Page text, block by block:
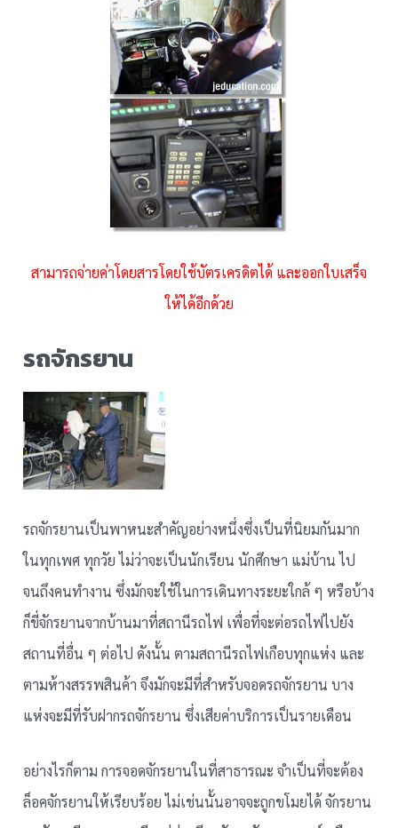
สามารถจ่ายค่าโดยสารโดยใช้บัตรเครดิตได้ และออกใบเสร็จ
ให้ได้อีกด้วย
รถจักรยาน
รถจักรยานเป็นพาหนะสำคัญอย่างหนึ่งซึ่งเป็นที่นิยมกันมาก
ในทุกเพศ ทุกวัย ไม่ว่าจะเป็นนักเรียน นักศึกษา แม่บ้าน ไป
จนถึงคนทำงาน ซึ่งมักจะใช้ในการเดินทางระยะใกล้ ๆ หรือบ้าง
ก็ขี่จักรยานจากบ้านมาที่สถานีรถไฟ เพื่อที่จะต่อรถไฟไปยัง
สถานที่อื่น ๆ ต่อไป ดังนั้น ตามสถานีรถไฟเกือบทุกแห่ง และ
ตามห้างสรรพสินค้า จึงมักจะมีที่สำหรับจอดรถจักรยาน บาง
แห่งจะมีที่รับฝากรถจักรยาน ซึ่งเสียค่าบริการเป็นรายเดือน
อย่างไรก็ตาม การจอดจักรยานในที่สาธารณะ จำเป็นที่จะต้อง
ล็อคจักรยานให้เรียบร้อย ไม่เช่นนั้นอาจจะถูกขโมยได้ จักรยาน